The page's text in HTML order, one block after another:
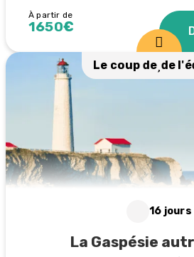
À partir de
1650€
Le coup de de
16 jours
La Gaspésie